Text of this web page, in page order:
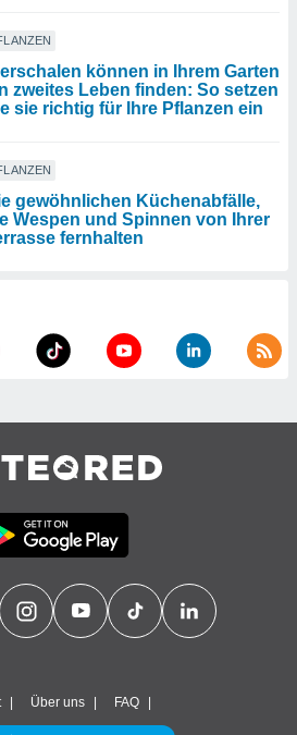
können in Ihrem Garten
zweites Leben finden: So setzen
sie richtig für Ihre Pflanzen ein
gewöhnlichen Küchenabfälle,
Wespen und Spinnen von Ihrer
fernhalten
Über uns FAQ